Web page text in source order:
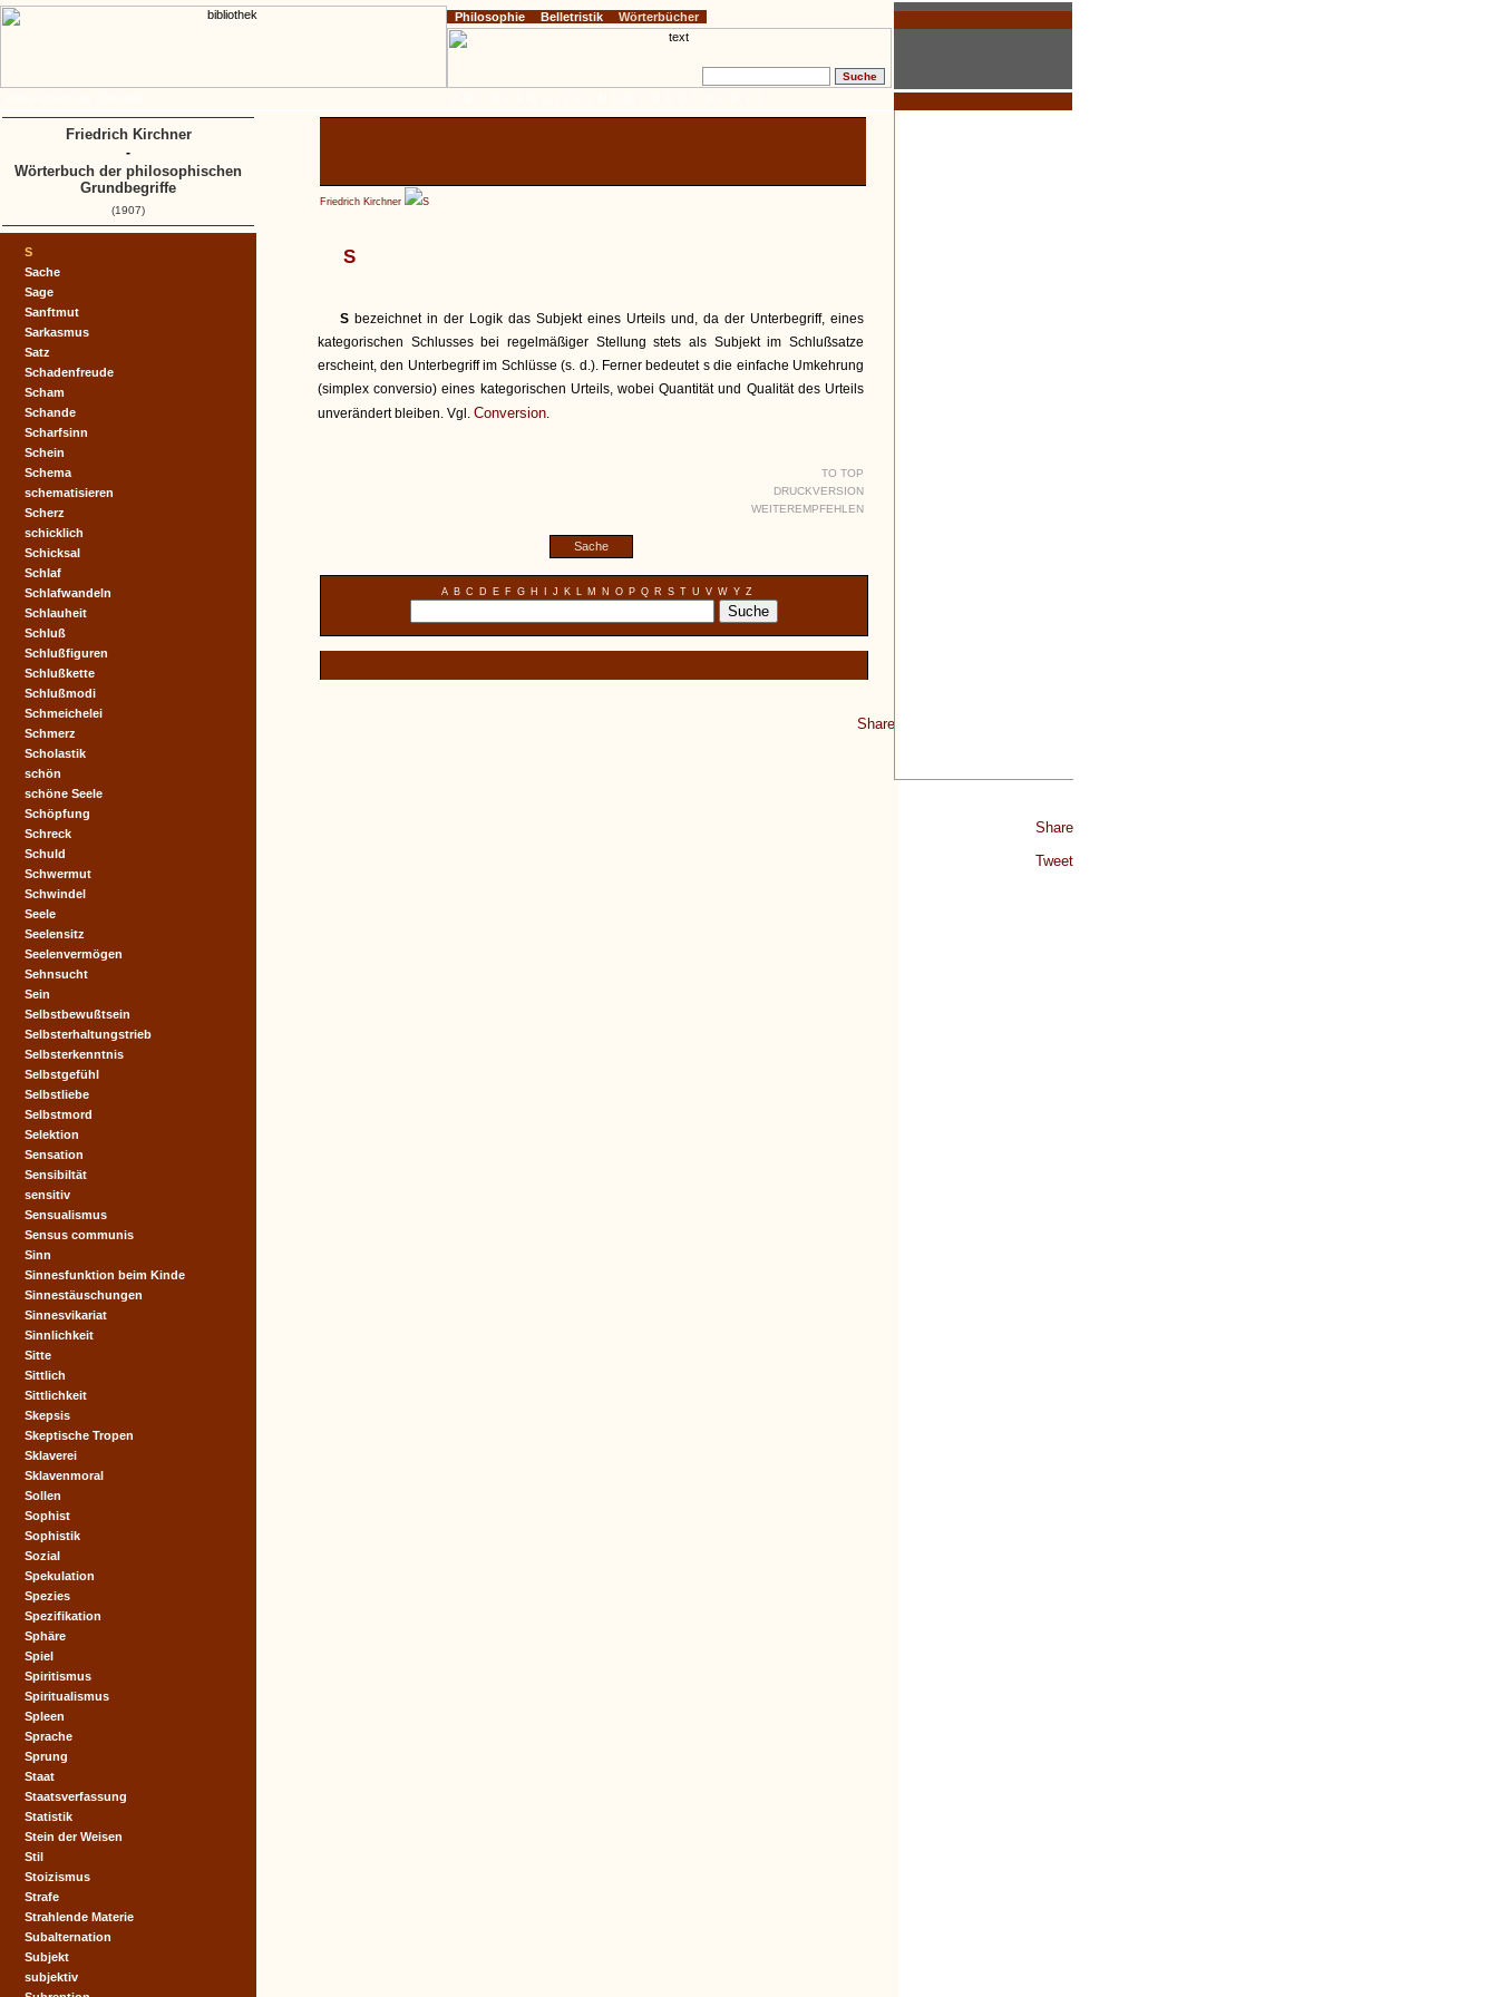
Share
Tweet
Friedrich Kirchner S
S
S bezeichnet in der Logik das Subjekt eines Urteils und, da der Unterbegriff, eines
kategorischen Schlusses bei regelmäßiger Stellung stets als Subjekt im Schlußsatze
erscheint, den Unterbegriff im Schlüsse (s. d.). Ferner bedeutet s die einfache Umkehrung
(simplex conversio) eines kategorischen Urteils, wobei Quantität und Qualität des Urteils
unverändert bleiben. Vgl. Conversion.
TO TOP
DRUCKVERSION
WEITEREMPFEHLEN
Sache
A B C D E F G H J K L M N O P Q R S T U V W Y Z
Share
S
Sache
Sage
Sanftmut
Sarkasmus
Satz
Schadenfreude
Scham
Schande
Scharfsinn
Schein
Schema
schematisieren
Scherz
schicklich
Schicksal
Schlaf
Schlafwandeln
Schlauheit
Schluß
Schlußfiguren
Schlußkette
Schlußmodi
Schmeichelei
Schmerz
Scholastik
schön
schöne Seele
Schöpfung
Schreck
Schuld
Schwermut
Schwindel
Seele
Seelensitz
Seelenvermögen
Sehnsucht
Sein
Selbstbewußtsein
Selbsterhaltungstrieb
Selbsterkenntnis
Selbstgefühl
Selbstliebe
Selbstmord
Selektion
Sensation
Sensibiltät
sensitiv
Sensualismus
Sensus communis
Sinn
Sinnesfunktion beim Kinde
Sinnestäuschungen
Sinnesvikariat
Sinnlichkeit
Sitte
Sittlich
Sittlichkeit
Skepsis
Skeptische Tropen
Sklaverei
Sklavenmoral
Sollen
Sophist
Sophistik
Sozial
Spekulation
Spezies
Spezifikation
Sphäre
Spiel
Spiritismus
Spiritualismus
Spleen
Sprache
Sprung
Staat
Staatsverfassung
Statistik
Stein der Weisen
Stil
Stoizismus
Strafe
Strahlende Materie
Subalternation
Subjekt
subjektiv
Philosophie Belletristik Wörterbücher
Friedrich Kirchner
-
Wörterbuch der philosophischen
Grundbegriffe
(1907)